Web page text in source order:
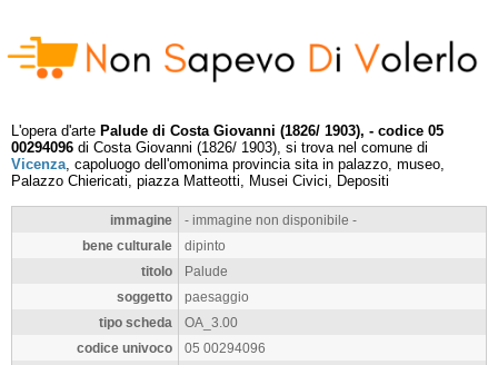
L'opera d'arte Palude di Costa Giovanni (1826/ 1903), - codice 05
00294096 di Costa Giovanni (1826/ 1903), si trova nel comune di
Vicenza, capoluogo dell'omonima provincia sita in palazzo, museo,
Palazzo Chiericati, piazza Matteotti, Musei Civici, Depositi
immagine
- immagine non disponibile -
bene culturale
dipinto
titolo
Palude
soggetto
paesaggio
tipo scheda
OA_3.00
codice univoco
05 00294096